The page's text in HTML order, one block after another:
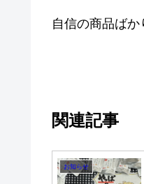
自信の商品ばか
関連記事
お知らせ